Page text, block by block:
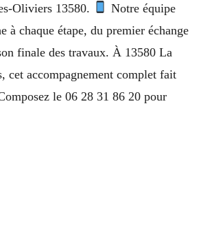
Oliviers 13580.
Notre équipe
à chaque étape, du premier échange
finale des travaux. À 13580 La
cet accompagnement complet fait
le 06 28 31 86 20 pour